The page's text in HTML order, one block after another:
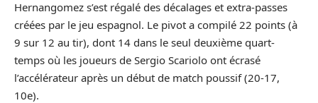
Hernangomez s’est régalé des décalages et extra-passes
créées par le jeu espagnol. Le pivot a compilé 22 points (à
9 sur 12 au tir), dont 14 dans le seul deuxième quart-
temps où les joueurs de Sergio Scariolo ont écrasé
l’accélérateur après un début de match poussif (20-17,
10e).